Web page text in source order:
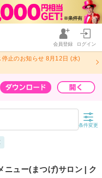
会員登録 ログイン
止のお知らせ 8月12日 (水)
条件変更
ニュー(まつげ)サロン | ク